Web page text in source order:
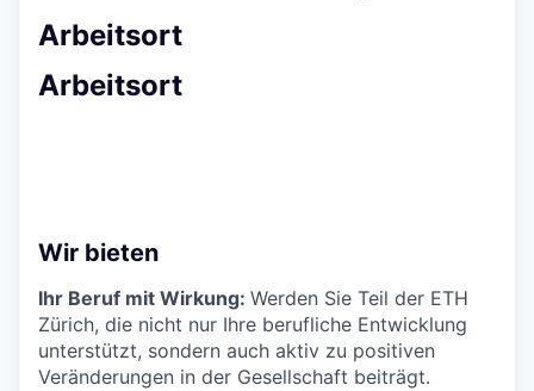
Arbeitsort
Arbeitsort
Wir bieten
Ihr Beruf mit Wirkung: Werden Sie Teil der ETH
Zürich, die nicht nur Ihre berufliche Entwicklung
unterstützt, sondern auch aktiv zu positiven
Veränderungen in der Gesellschaft beiträgt.